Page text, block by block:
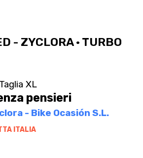
- ZYCLORA · TURBO
XL
pensieri
- Bike Ocasión S.L.
ITALIA